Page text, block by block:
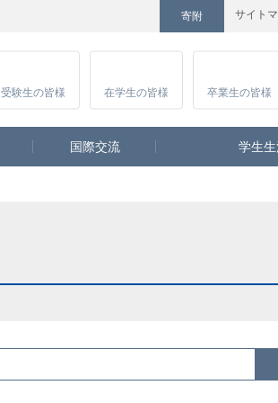
サイト
寄附
Instagram
受験生の皆様 在学生の皆様 卒業生の皆様
国際交流 学生